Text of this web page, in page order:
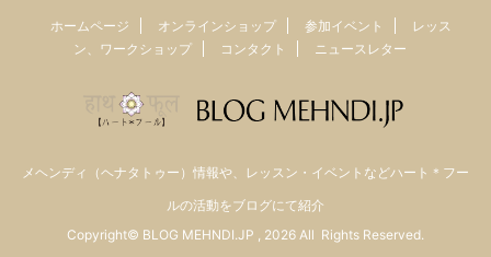
ホームページ オンラインショップ 参加イベント
レッス
ン、ワークショップ
コンタクト ニュースレター
メヘンディ（ヘナタトゥー）情報や、レッスン・イベントなどハート＊フー
ルの活動をブログにて紹介
Copyright© BLOG MEHNDI.JP , 2026 All Rights Reserved.